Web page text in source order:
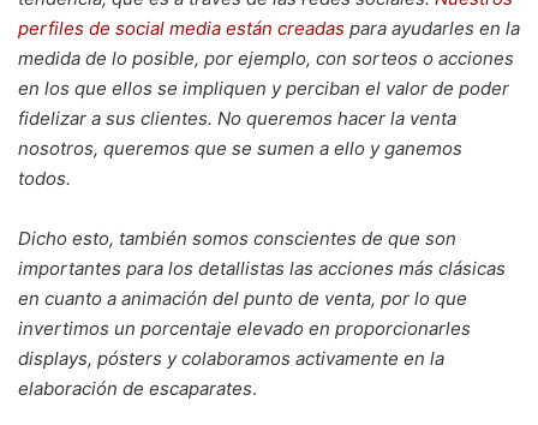
perfiles de social media están creadas para ayudarles en la
medida de lo posible, por ejemplo, con sorteos o acciones
en los que ellos se impliquen y perciban el valor de poder
fidelizar a sus clientes. No queremos hacer la venta
nosotros, queremos que se sumen a ello y ganemos
todos.
Dicho esto, también somos conscientes de que son
importantes para los detallistas las acciones más clásicas
en cuanto a animación del punto de venta, por lo que
invertimos un porcentaje elevado en proporcionarles
displays, pósters y colaboramos activamente en la
elaboración de escaparates.